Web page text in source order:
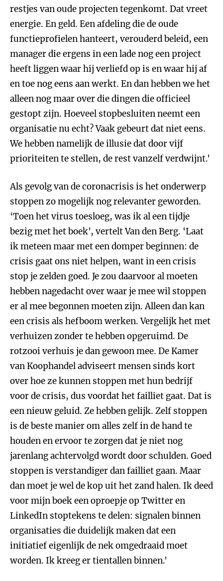
restjes van oude projecten tegenkomt. Dat vreet
energie. En geld. Een afdeling die de oude
functieprofielen hanteert, verouderd beleid, een
manager die ergens in een lade nog een project
heeft liggen waar hij verliefd op is en waar hij af
en toe nog eens aan werkt. En dan hebben we het
alleen nog maar over die dingen die officieel
gestopt zijn. Hoeveel stopbesluiten neemt een
organisatie nu echt? Vaak gebeurt dat niet eens.
We hebben namelijk de illusie dat door vijf
prioriteiten te stellen, de rest vanzelf verdwijnt.'
Als gevolg van de coronacrisis is het onderwerp
stoppen zo mogelijk nog relevanter geworden.
‘Toen het virus toesloeg, was ik al een tijdje
bezig met het boek', vertelt Van den Berg. ‘Laat
ik meteen maar met een domper beginnen: de
crisis gaat ons niet helpen, want in een crisis
stop je zelden goed. Je zou daarvoor al moeten
hebben nagedacht over waar je mee wil stoppen
er al mee begonnen moeten zijn. Alleen dan kan
een crisis als hefboom werken. Vergelijk het met
verhuizen zonder te hebben opgeruimd. De
rotzooi verhuis je dan gewoon mee. De Kamer
van Koophandel adviseert mensen sinds kort
over hoe ze kunnen stoppen met hun bedrijf
voor de crisis, dus voordat het failliet gaat. Dat is
een nieuw geluid. Ze hebben gelijk. Zelf stoppen
is de beste manier om alles zelf in de hand te
houden en ervoor te zorgen dat je niet nog
jarenlang achtervolgd wordt door schulden. Goed
stoppen is verstandiger dan failliet gaan. Maar
dan moet je wel de kop uit het zand halen. Ik deed
voor mijn boek een oproepje op Twitter en
LinkedIn stoptekens te delen: signalen binnen
organisaties die duidelijk maken dat een
initiatief eigenlijk de nek omgedraaid moet
worden. Ik kreeg er tientallen binnen.'